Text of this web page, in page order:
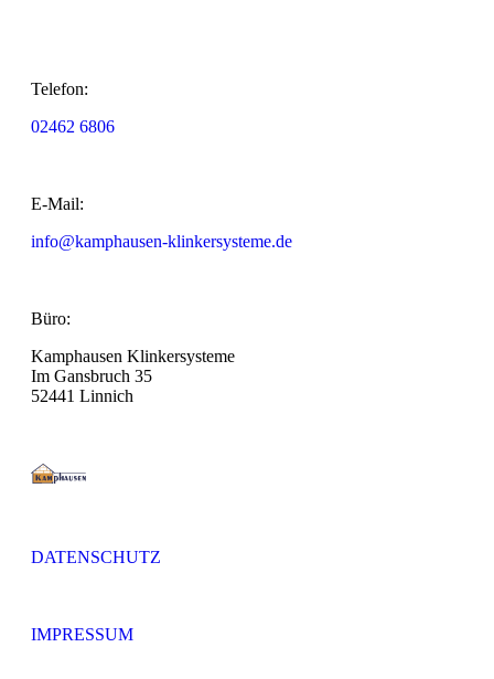
Telefon:
02462 6806
E-Mail:
info@kamphausen-klinkersysteme.de
Büro:
Kamphausen Klinkersysteme
Im Gansbruch 35
52441 Linnich
DATENSCHUTZ
IMPRESSUM